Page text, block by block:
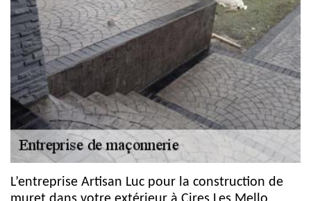
L’entreprise Artisan Luc pour la construction de